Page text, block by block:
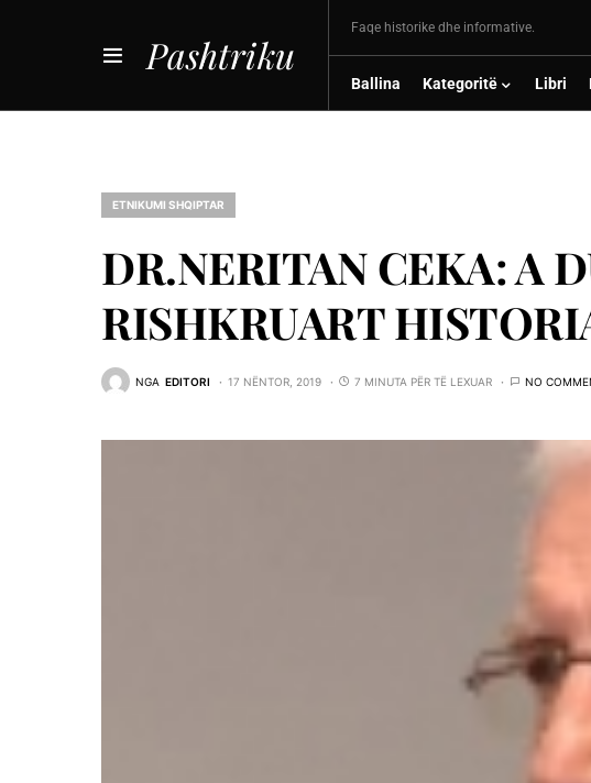
Pashtriku
Faqe historike dhe informative.
Ballina Kategoritë Libri
ETNIKUMI SHQIPTAR
DR.NERITAN CEKA: A
RISHKRUART
NGA EDITORI 17 NËNTOR, 2019 7 MINUTA PËR TË LEXUAR NO